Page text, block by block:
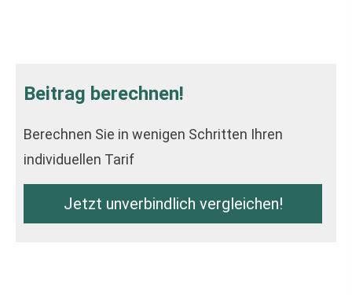
Beitrag berechnen!
Berechnen Sie in wenigen Schritten Ihren
individuellen Tarif
Jetzt unverbindlich ver­gleichen!